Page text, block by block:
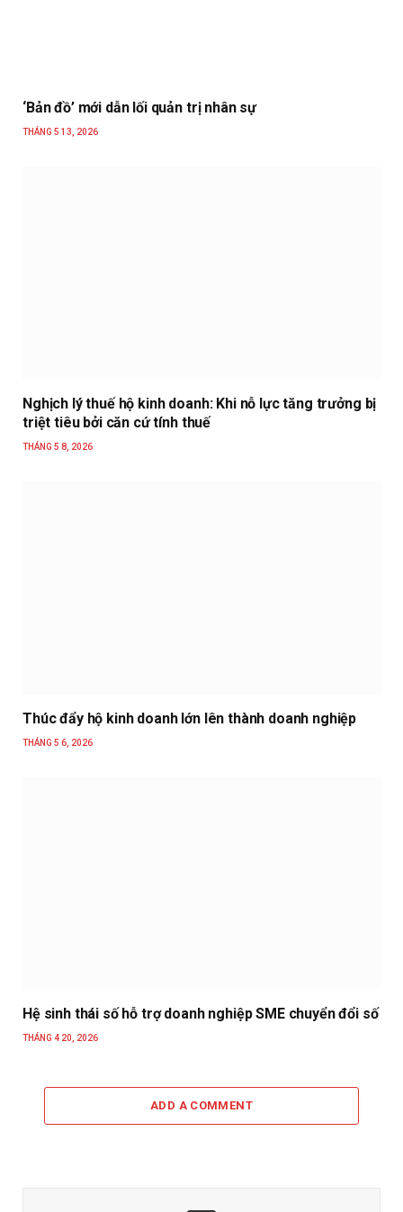
‘Bản đồ’ mới dẫn lối quản trị nhân sự
THÁNG 5 13, 2026
Nghịch lý thuế hộ kinh doanh: Khi nỗ lực tăng trưởng bị
triệt tiêu bởi căn cứ tính thuế
THÁNG 5 8, 2026
Thúc đẩy hộ kinh doanh lớn lên thành doanh nghiệp
THÁNG 5 6, 2026
Hệ sinh thái số hỗ trợ doanh nghiệp SME chuyển đổi số
THÁNG 4 20, 2026
ADD A COMMENT